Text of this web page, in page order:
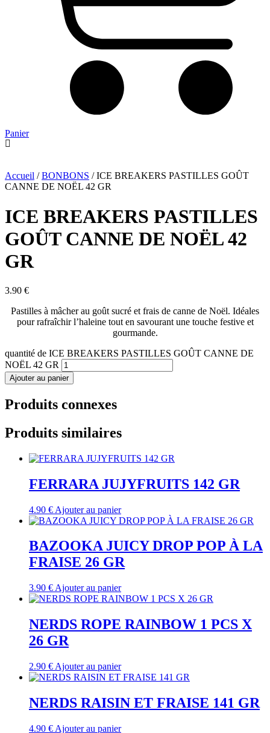
Panier
Accueil /BONBONS / ICE BREAKERS PASTILLES GOÛT
CANNE DE NOËL 42 GR
ICE BREAKERS PASTILLES
GOÛT CANNE DE NOËL 42
GR
3.90 €
Pastilles à mâcher au goût sucré et frais de canne de Noël. Idéales
pour rafraîchir l’haleine tout en savourant une touche festive et
gourmande.
quantité de ICE BREAKERS PASTILLES GOÛT CANNE DE
NOËL 42 GR
Ajouter au panier
Produits connexes
Produits similaires
FERRARA JUJYFRUITS 142 GR
4.90 € Ajouter au panier
BAZOOKA JUICY DROP POP À LA
FRAISE 26 GR
3.90 € Ajouter au panier
NERDS ROPE RAINBOW 1 PCS X
26 GR
2.90 € Ajouter au panier
NERDS RAISIN ET FRAISE 141 GR
4.90 € Ajouter au panier